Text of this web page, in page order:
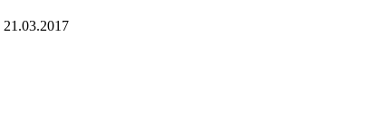
21.03.2017